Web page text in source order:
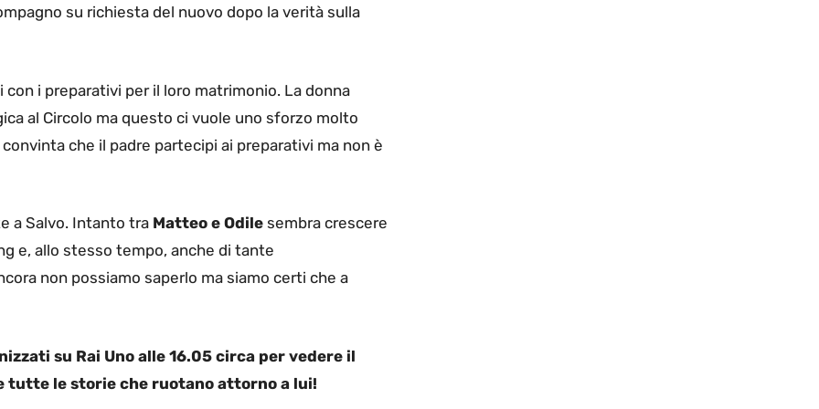
su richiesta del nuovo dopo la verità sulla
i preparativi per il loro matrimonio. La donna
al Circolo ma questo ci vuole uno sforzo molto
che il padre partecipi ai preparativi ma non è
a Salvo. Intanto tra Matteo e Odile sembra crescere
e, allo stesso tempo, anche di tante
non possiamo saperlo ma siamo certi che a
su Rai Uno alle 16.05 circa per vedere il
tutte le storie che ruotano attorno a lui!